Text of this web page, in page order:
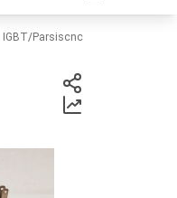
Parsiscnc
/
IGBT